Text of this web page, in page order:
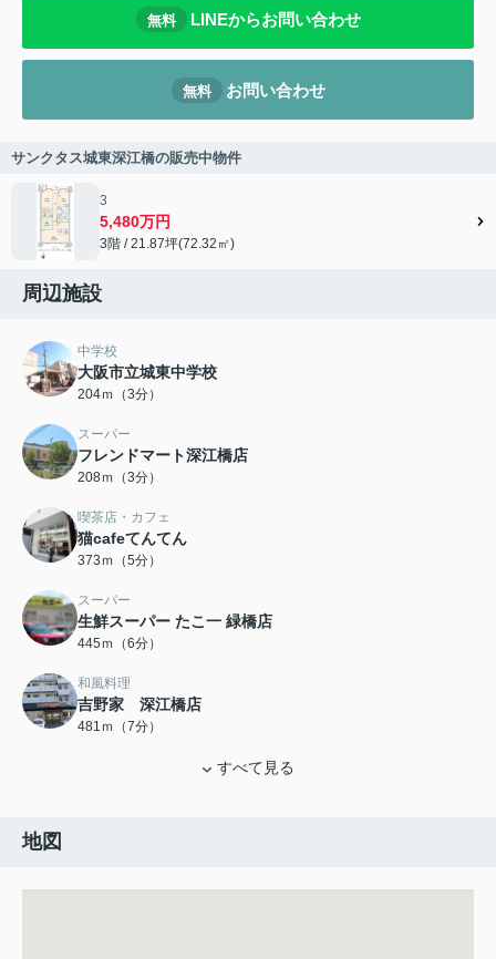
無料 LINEからお問い合わせ
無料 お問い合わせ
サンクタス城東深江橋の販売中物件
3
5,480万円
3階 / 21.87坪(72.32㎡)
周辺施設
中学校
大阪市立城東中学校
204ｍ（3分）
スーパー
フレンドマート深江橋店
208ｍ（3分）
喫茶店・カフェ
猫cafeてんてん
373ｍ（5分）
スーパー
生鮮スーパー たこ一 緑橋店
445ｍ（6分）
和風料理
吉野家 深江橋店
481ｍ（7分）
すべて見る
地図